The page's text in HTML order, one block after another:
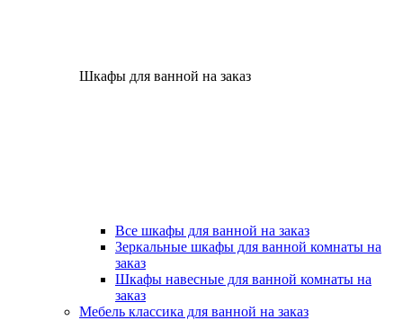
Шкафы для ванной на заказ
Все шкафы для ванной на заказ
Зеркальные шкафы для ванной комнаты на
заказ
Шкафы навесные для ванной комнаты на
заказ
Мебель классика для ванной на заказ